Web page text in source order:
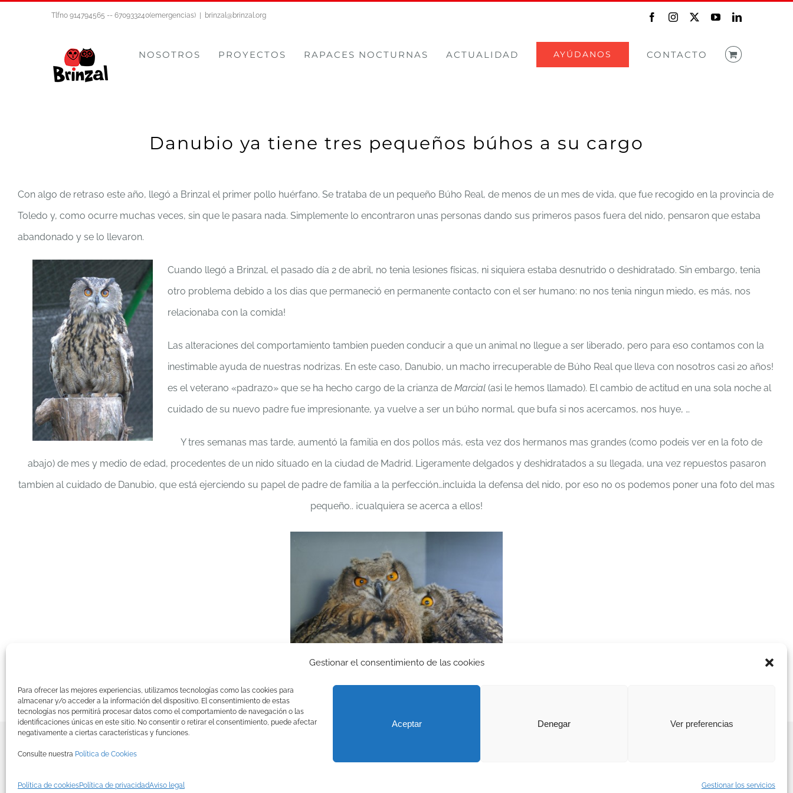
Gestionar el consentimiento de las cookies
Para ofrecer las mejores experiencias, utilizamos tecnologías como las cookies para
almacenar y/o acceder a la información del dispositivo. El consentimiento de estas
tecnologías nos permitirá procesar datos como el comportamiento de navegación o las
identificaciones únicas en este sitio. No consentir o retirar el consentimiento, puede afectar
negativamente a ciertas características y funciones.
Consulte nuestra Política de Cookies
Gestionar los servicios
Aceptar Denegar Ver preferencias
Política de cookiesPolítica de privacidadAviso legal
Tlfno 914794565 -- 670933240(emergencias) brinzal@brinzal.org FacebookInstagram YouTubeLinkedIn
NOSOTROS PROYECTOS RAPACES NOCTURNAS ACTUALIDAD AYÚDANOS CONTACTO
Danubio ya tiene tres pequeños búhos a su cargo
Con algo de retraso este año, llegó a Brinzal el primer pollo huérfano. Se trataba de un pequeño Búho Real, de menos de un mes de vida, que fue recogido en la provincia de
Toledo y, como ocurre muchas veces, sin que le pasara nada. Simplemente lo encontraron unas personas dando sus primeros pasos fuera del nido, pensaron que estaba
abandonado y se lo llevaron.
Cuando llegó a Brinzal, el pasado día 2 de abril, no tenia lesiones físicas, ni siquiera estaba desnutrido o deshidratado. Sin embargo, tenia
otro problema debido a los dias que permaneció en permanente contacto con el ser humano: no nos tenia ningun miedo, es más, nos
relacionaba con la comida!
Las alteraciones del comportamiento tambien pueden conducir a que un animal no llegue a ser liberado, pero para eso contamos con la
inestimable ayuda de nuestras nodrizas. En este caso, Danubio, un macho irrecuperable de Búho Real que lleva con nosotros casi 20 años!
es el veterano «padrazo» que se ha hecho cargo de la crianza de Marcial (asi le hemos llamado). El cambio de actitud en una sola noche al
cuidado de su nuevo padre fue impresionante, ya vuelve a ser un búho normal, que bufa si nos acercamos, nos huye, …
Y tres semanas mas tarde, aumentó la familia en dos pollos más, esta vez dos hermanos mas grandes (como podeis ver en la foto de
abajo) de mes y medio de edad, procedentes de un nido situado en la ciudad de Madrid. Ligeramente delgados y deshidratados a su llegada, una vez repuestos pasaron
tambien al cuidado de Danubio, que está ejerciendo su papel de padre de familia a la perfección…incluida la defensa del nido, por eso no os podemos poner una foto del mas
pequeño.. ¡cualquiera se acerca a ellos!